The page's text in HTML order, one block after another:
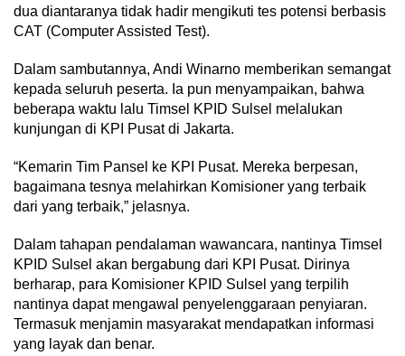
dua diantaranya tidak hadir mengikuti tes potensi berbasis
CAT (Computer Assisted Test).
Dalam sambutannya, Andi Winarno memberikan semangat
kepada seluruh peserta. Ia pun menyampaikan, bahwa
beberapa waktu lalu Timsel KPID Sulsel melalukan
kunjungan di KPI Pusat di Jakarta.
“Kemarin Tim Pansel ke KPI Pusat. Mereka berpesan,
bagaimana tesnya melahirkan Komisioner yang terbaik
dari yang terbaik,” jelasnya.
Dalam tahapan pendalaman wawancara, nantinya Timsel
KPID Sulsel akan bergabung dari KPI Pusat. Dirinya
berharap, para Komisioner KPID Sulsel yang terpilih
nantinya dapat mengawal penyelenggaraan penyiaran.
Termasuk menjamin masyarakat mendapatkan informasi
yang layak dan benar.